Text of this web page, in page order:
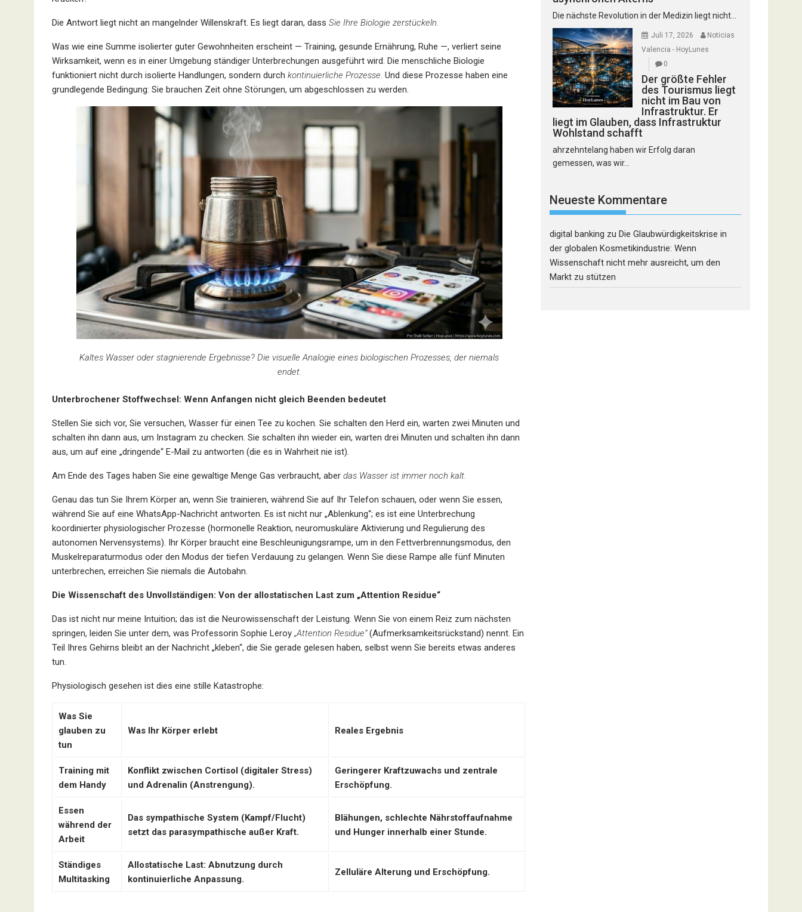
Die Antwort liegt nicht an mangelnder Willenskraft. Es liegt daran, dass Sie Ihre Biologie zerstückeln.
Was wie eine Summe isolierter guter Gewohnheiten erscheint — Training, gesunde Ernährung, Ruhe —, verliert seine
Wirksamkeit, wenn es in einer Umgebung ständiger Unterbrechungen ausgeführt wird. Die menschliche Biologie
funktioniert nicht durch isolierte Handlungen, sondern durch kontinuierliche Prozesse. Und diese Prozesse haben eine
grundlegende Bedingung: Sie brauchen Zeit ohne Störungen, um abgeschlossen zu werden.
Kaltes Wasser oder stagnierende Ergebnisse? Die visuelle Analogie eines biologischen Prozesses, der niemals
endet.
Unterbrochener Stoffwechsel: Wenn Anfangen nicht gleich Beenden bedeutet
Stellen Sie sich vor, Sie versuchen, Wasser für einen Tee zu kochen. Sie schalten den Herd ein, warten zwei Minuten und
schalten ihn dann aus, um Instagram zu checken. Sie schalten ihn wieder ein, warten drei Minuten und schalten ihn dann
aus, um auf eine „dringende“ E-Mail zu antworten (die es in Wahrheit nie ist).
Am Ende des Tages haben Sie eine gewaltige Menge Gas verbraucht, aber das Wasser ist immer noch kalt.
Genau das tun Sie Ihrem Körper an, wenn Sie trainieren, während Sie auf Ihr Telefon schauen, oder wenn Sie essen,
während Sie auf eine WhatsApp-Nachricht antworten. Es ist nicht nur „Ablenkung“; es ist eine Unterbrechung
koordinierter physiologischer Prozesse (hormonelle Reaktion, neuromuskuläre Aktivierung und Regulierung des
autonomen Nervensystems). Ihr Körper braucht eine Beschleunigungsrampe, um in den Fettverbrennungsmodus, den
Muskelreparaturmodus oder den Modus der tiefen Verdauung zu gelangen. Wenn Sie diese Rampe alle fünf Minuten
unterbrechen, erreichen Sie niemals die Autobahn.
Die Wissenschaft des Unvollständigen: Von der allostatischen Last zum „Attention Residue“
Das ist nicht nur meine Intuition; das ist die Neurowissenschaft der Leistung. Wenn Sie von einem Reiz zum nächsten
springen, leiden Sie unter dem, was Professorin Sophie Leroy „Attention Residue“(Aufmerksamkeitsrückstand) nennt. Ein
Teil Ihres Gehirns bleibt an der Nachricht „kleben“, die Sie gerade gelesen haben, selbst wenn Sie bereits etwas anderes
tun.
Physiologisch gesehen ist dies eine stille Katastrophe:
Was Sie
glauben zu
tun
Was Ihr Körper erlebt Reales Ergebnis
Training mit
dem Handy
Konflikt zwischen Cortisol (digitaler Stress)
und Adrenalin (Anstrengung).
Geringerer Kraftzuwachs und zentrale
Erschöpfung.
Essen
während der
Arbeit
Das sympathische System (Kampf/Flucht)
setzt das parasympathische außer Kraft.
Blähungen, schlechte Nährstoffaufnahme
und Hunger innerhalb einer Stunde.
Ständiges
Multitasking
Allostatische Last: Abnutzung durch
kontinuierliche Anpassung.
Zelluläre Alterung und Erschöpfung.
Die nächste Revolution in der Medizin liegt nicht...
Juli 17, 2026
Noticias
Valencia - HoyLunes
0
Der größte Fehler
des Tourismus liegt
nicht im Bau von
Infrastruktur. Er
liegt im Glauben, dass Infrastruktur
Wohlstand schafft
ahrzehntelang haben wir Erfolg daran
gemessen, was wir...
Neueste Kommentare
digital banking zu Die Glaubwürdigkeitskrise in
der globalen Kosmetikindustrie: Wenn
Wissenschaft nicht mehr ausreicht, um den
Markt zu stützen